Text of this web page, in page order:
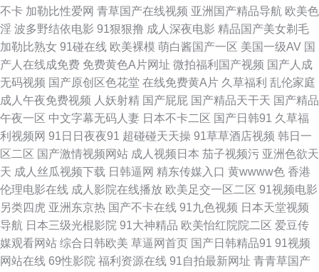
精品一区二区 欧美影色先锋影院 91的官方入口 黄色仓库网址入口 电影天堂
迅雷下载种子bt 国产激情偷乱视频一区 日韩成人有码 国产精品才福利 久久
孕妇作爱视频网站 日本色www无码 九一探花 蜜桃在线一区二区三区 伊人黃
色毛片 九九精品国产九九 麻豆801com 成人自拍论坛 成人福利视频区 国产
区福利在线 狠狠久久 91香蕉丝袜网络站 在线看91 91网站秘 四虎国产1区 色
伊人资源 亚洲图片免费观看 91网站入口永久 日韩精品无码网址 国产人妖另
类在线 久久久久成人网 日韩一二网站 午夜影院色 69re 午夜福利AV老司机
久草视频福利资源 www.91网页在线观看 国产成人综合精东 欧美色图最新网
不卡 加勒比性爱网 青草国产在线视频 亚洲国产精品导航 欧美色
淫 波多野结依电影 91狠狠撸 成人深夜电影 精品国产美女剃毛
加勒比熟女 91碰在线 欧美裸模 萌白酱国产一区 美国一级AV 国
产人在线成免费 免费黄色A片网址 微拍福利国产视频 国产人成
无码视频 国产原创区色花堂 在线免费黄A片 久草福利 乱伦家庭
成人午夜免费视频 人妖射精 国产屁屁 国产精品天干天 国产精品
午夜一区 中文字幕无码人妻 日本不卡二区 国产日韩91 久草福
利视频网 91日日夜夜91 超碰碰天天操 91草草酒店视频 韩日一
区二区 国产激情视频网站 成人视频日本 茄子视频污 亚洲色欲天
天 成人丝瓜视频下载 日韩逼网 精东传媒入口 黄wwww色 香港
伦理电影在线 成人影院在线播放 欧美足交一区二区 91视频电影
另类四虎 亚洲东京热 国产不卡在线 91九色视频 日本天堂视频
导航 日本三级光棍影院 91大神精品 欧美怡红院院二区 爱豆传
媒观看网站 综合日韩欧美 草逼网首页 国产日韩精品91 91视频
网站在线 69性影院 福利资源在线 91自拍最新网址 青青草国产